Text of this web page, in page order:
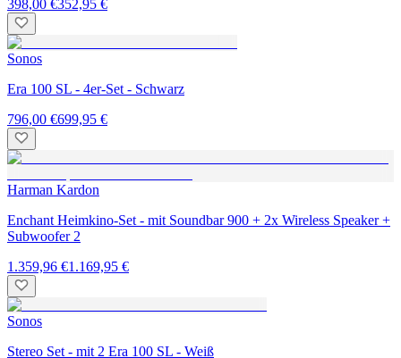
398,00 €352,95 €
Sonos
Era 100 SL - 4er-Set - Schwarz
796,00 €699,95 €
Harman Kardon
Enchant Heimkino-Set - mit Soundbar 900 + 2x Wireless Speaker +
Subwoofer 2
1.359,96 €1.169,95 €
Sonos
Stereo Set - mit 2 Era 100 SL - Weiß